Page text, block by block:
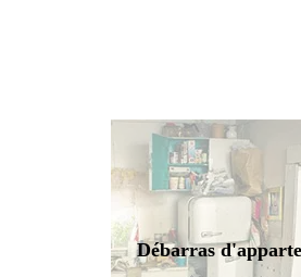
Débarras